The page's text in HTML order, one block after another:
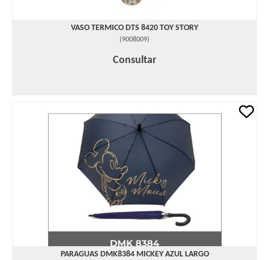
VASO TERMICO DTS 8420 TOY STORY
(9008009)
Consultar
PARAGUAS DMK8384 MICKEY AZUL LARGO